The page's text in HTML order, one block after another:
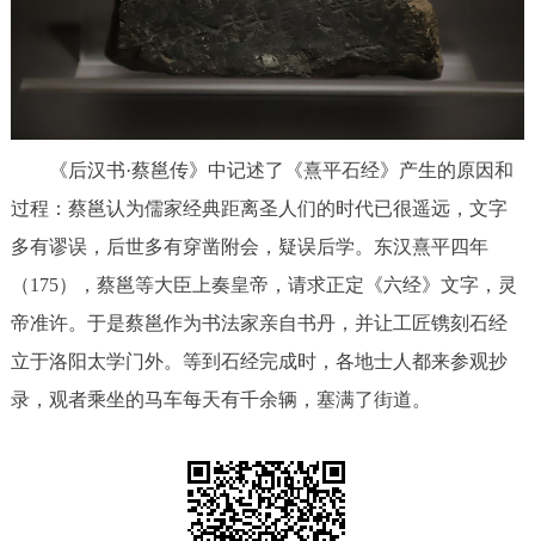
决策公开 专题公开
政务服务
法人服务 部门服务
中介服务 阳光政务
政民互动
在线访谈
《后汉书·蔡邕传》中记述了《熹平石经》产生的原因和
过程：蔡邕认为儒家经典距离圣人们的时代已很遥远，文字
多有谬误，后世多有穿凿附会，疑误后学。东汉熹平四年
（175），蔡邕等大臣上奏皇帝，请求正定《六经》文字，灵
帝准许。于是蔡邕作为书法家亲自书丹，并让工匠镌刻石经
立于洛阳太学门外。等到石经完成时，各地士人都来参观抄
录，观者乘坐的马车每天有千余辆，塞满了街道。